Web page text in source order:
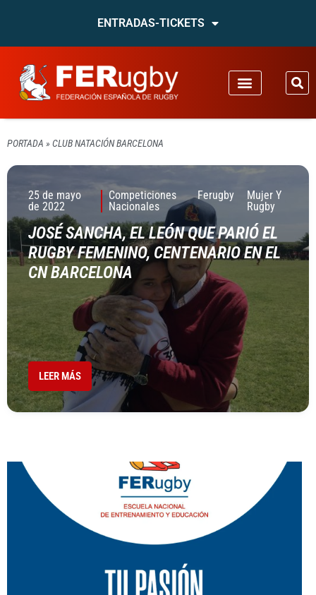
ENTRADAS-TICKETS
PORTADA » CLUB NATACIÓN BARCELONA
25 de mayo
de 2022
Competiciones
Nacionales
Ferugby
Mujer Y
Rugby
JOSÉ SANCHA, EL LEÓN QUE PARIÓ EL
RUGBY FEMENINO, CENTENARIO EN EL
CN BARCELONA
LEER MÁS